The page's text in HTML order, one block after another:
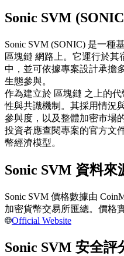
與頂尖交易專家同行
成為跟單交易員
坐享盈利分成和跟單分
Sonic SVM
Sonic SVM (SONIC) 是一種
區塊鏈 網路上。它運行於其
中，並可依據專案設計承擔
生態參與。
作為建立於 區塊鏈 之上的
性與共識機制。其採用情況
參與度，以及整體加密市場
投資者應查閱專案的官方文
幣經濟模型。
Sonic SVM 資料來
Sonic SVM 價格數據由
加密貨幣交易所匯總。價格
Official Website
Sonic SVM 安全評